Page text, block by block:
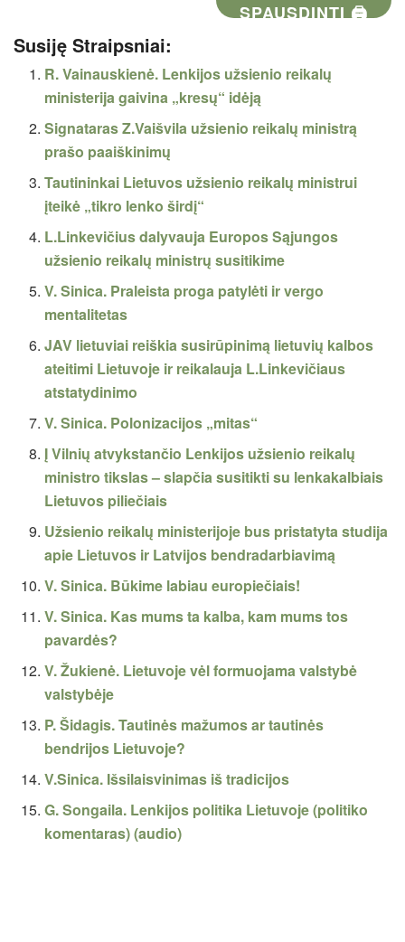
SPAUSDINTI 🖨
Susiję Straipsniai:
R. Vainauskienė. Lenkijos užsienio reikalų
ministerija gaivina „kresų“ idėją
Signataras Z.Vaišvila užsienio reikalų ministrą
prašo paaiškinimų
Tautininkai Lietuvos užsienio reikalų ministrui
įteikė „tikro lenko širdį“
L.Linkevičius dalyvauja Europos Sąjungos
užsienio reikalų ministrų susitikime
V. Sinica. Praleista proga patylėti ir vergo
mentalitetas
JAV lietuviai reiškia susirūpinimą lietuvių kalbos
ateitimi Lietuvoje ir reikalauja L.Linkevičiaus
atstatydinimo
V. Sinica. Polonizacijos „mitas“
Į Vilnių atvykstančio Lenkijos užsienio reikalų
ministro tikslas – slapčia susitikti su lenkakalbiais
Lietuvos piliečiais
Užsienio reikalų ministerijoje bus pristatyta studija
apie Lietuvos ir Latvijos bendradarbiavimą
V. Sinica. Būkime labiau europiečiais!
V. Sinica. Kas mums ta kalba, kam mums tos
pavardės?
V. Žukienė. Lietuvoje vėl formuojama valstybė
valstybėje
P. Šidagis. Tautinės mažumos ar tautinės
bendrijos Lietuvoje?
V.Sinica. Išsilaisvinimas iš tradicijos
G. Songaila. Lenkijos politika Lietuvoje (politiko
komentaras) (audio)